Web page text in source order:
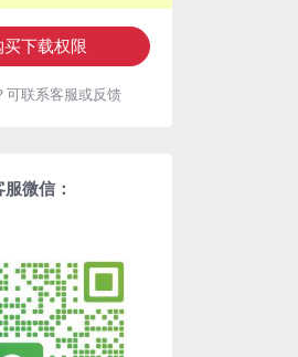
买下载权限
可联系客服或反馈
微信：